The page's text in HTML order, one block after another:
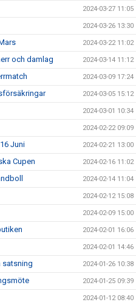
2024-03-27 11:05
2024-03-26 13:30
2024-03-22 11:02
och damlag 2024-03-14 11:12
2024-03-09 17:24
2024-03-05 15:12
2024-03-01 10:34
2024-02-22 09:09
Juni 2024-02-21 13:00
Cupen 2024-02-16 11:02
2024-02-14 11:04
2024-02-12 15:08
2024-02-09 15:00
2024-02-01 16:06
2024-02-01 14:46
satsning 2024-01-26 10:38
2024-01-25 09:39
2024-01-12 08:40